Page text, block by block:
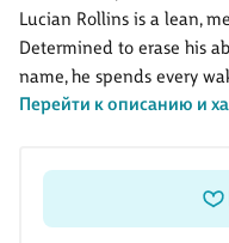
Lucian Rollins is a lean,
Determined to erase his
name, he spends every
building his empire. The
past and their current
trusts Lucian as far as
Перейти к описанию и